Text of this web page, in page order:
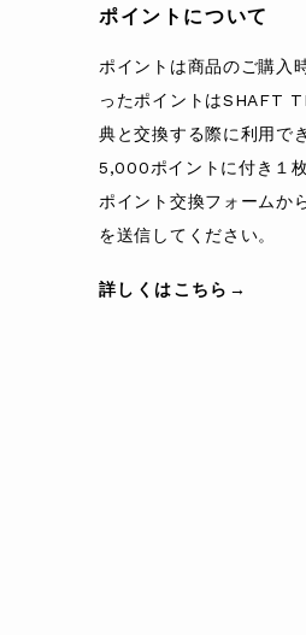
ポイントについて
ポイントは商品のご購入
ったポイントはSHAFT
典と交換する際に利用で
5,000ポイントに付き１
ポイント交換フォームか
を送信してください。
詳しくはこちら→